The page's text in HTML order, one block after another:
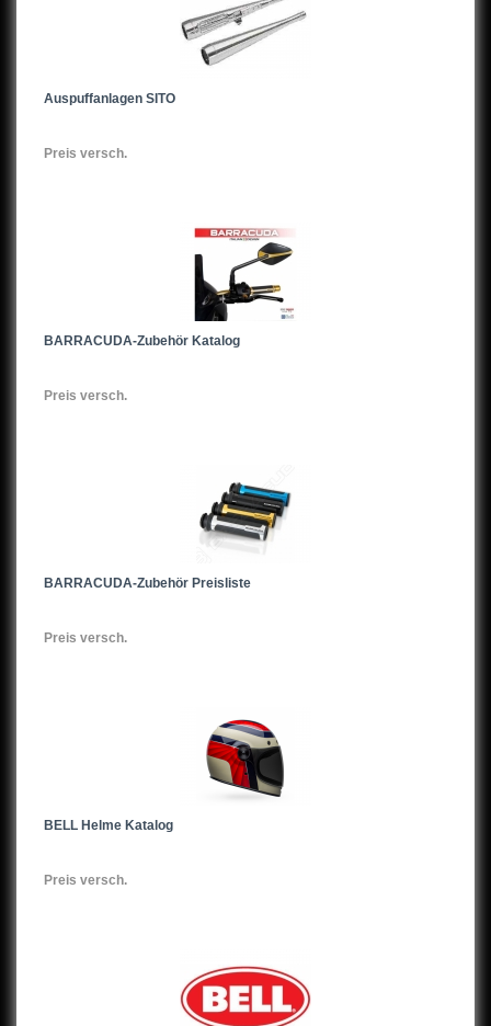
Auspuffanlagen SITO
Preis versch.
BARRACUDA-Zubehör Katalog
Preis versch.
BARRACUDA-Zubehör Preisliste
Preis versch.
BELL Helme Katalog
Preis versch.